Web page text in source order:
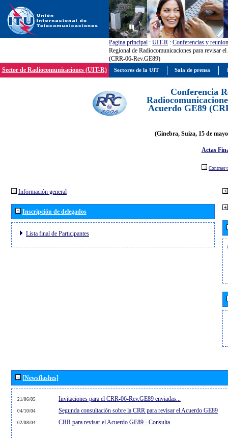
Pagína principal : UIT-R : Conferencias y
Regional de Radiocomunicaciones para revisar
(CRR-06-Rev.GE89)
Sector de Radiocomunicaciones (UIT-R)
Conferencia
Acuerdo GE89
(Ginebra, Suiza, 15 de
Actas
Contraer
Información general
Inscripción de delegados
Lista final de Participantes
[Newsflashes]
21/06/05 Invitaciones para el CRR-06-Rev.GE89 enviadas...
04/10/04 Segunda consultación sobre la CRR para revisar el Acuerdo GE89
02/08/04 CRR para revisar el Acuerdo GE89 - Consulta
Sectores de la UIT Sala de prensa